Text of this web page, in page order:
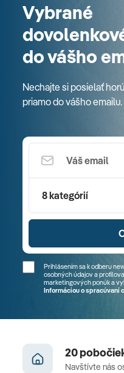
Vybrané
do vášho
Nechajte si posielať
priamo do vášho emailu.
8 kategórií
Prihlásením sa k odberu
osobných údajov a
marketingových ponúk a
Informáciou o spracúvaní
20
Navštívte nás